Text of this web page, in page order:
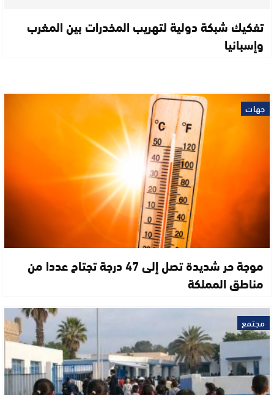
تفكيك شبكة دولية لتهريب المخدرات بين المغرب
وإسبانيا
جهات
موجة حر شديدة تصل إلى 47 درجة تجتاح عددا من
مناطق المملكة
مجتمع